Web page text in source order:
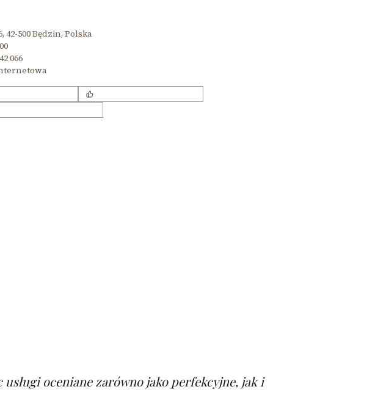
42-500 Będzin, Polska
066
atmosfera
nowoczesny wystrój salonu
podejście do klienta
oceniane zarówno jako perfekcyjne, jak i